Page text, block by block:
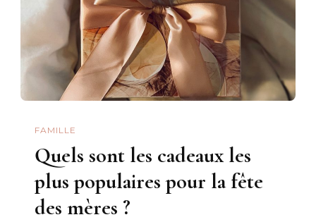
FAMILLE
Quels sont les cadeaux les
plus populaires pour la fête
des mères ?